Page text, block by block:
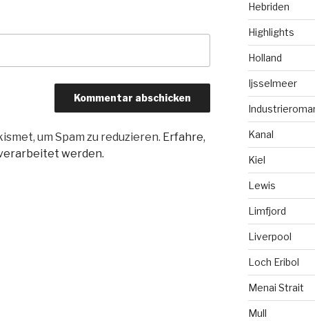
um Spam zu reduzieren. Erfahre,
werden.
Hebriden
Highlights
Holland
Ijsselmeer
Kanal
Kiel
Lewis
Limfjord
Liverpool
Loch Eribol
Menai Strait
Mull